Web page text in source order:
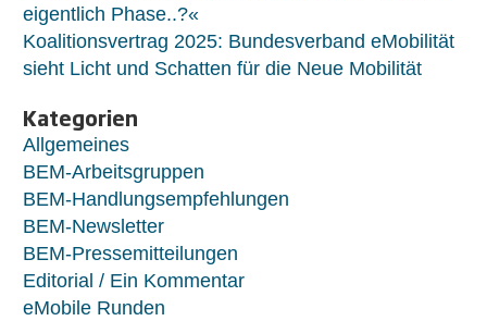
eigentlich Phase..?«
Koalitionsvertrag 2025: Bundesverband eMobilität
sieht Licht und Schatten für die Neue Mobilität
Kategorien
Allgemeines
BEM-Arbeitsgruppen
BEM-Handlungsempfehlungen
BEM-Newsletter
BEM-Pressemitteilungen
Editorial / Ein Kommentar
eMobile Runden